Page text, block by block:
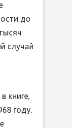
до
случай
книге,
году.